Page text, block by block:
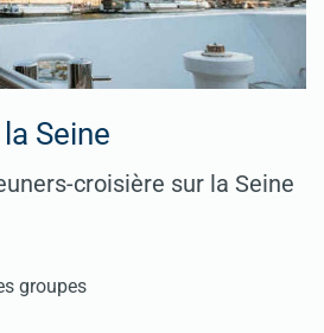
Seine
croisière sur la Seine